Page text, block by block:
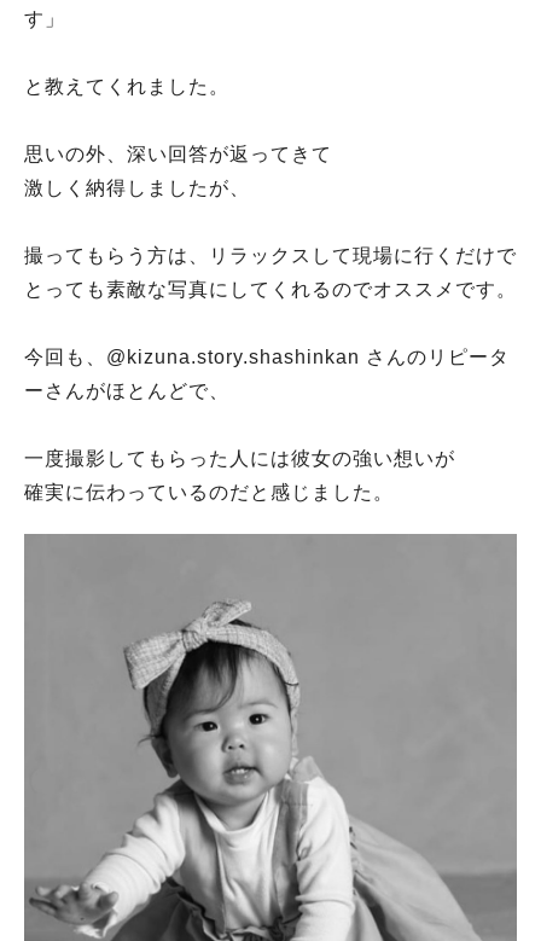
す」
と教えてくれました。
思いの外、深い回答が返ってきて
激しく納得しましたが、
撮ってもらう方は、リラックスして現場に行くだけで
とっても素敵な写真にしてくれるのでオススメです。
今回も、@kizuna.story.shashinkan さんのリピータ
ーさんがほとんどで、
一度撮影してもらった人には彼女の強い想いが
確実に伝わっているのだと感じました。